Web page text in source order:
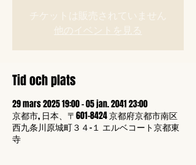
チケットは販売されていません
他のイベントを見る
Tid och plats
29 mars 2025 19:00 – 05 jan. 2041 23:00
京都市, 日本、〒601-8424 京都府京都市南区
西九条川原城町３４−１ エルベコート京都東
寺